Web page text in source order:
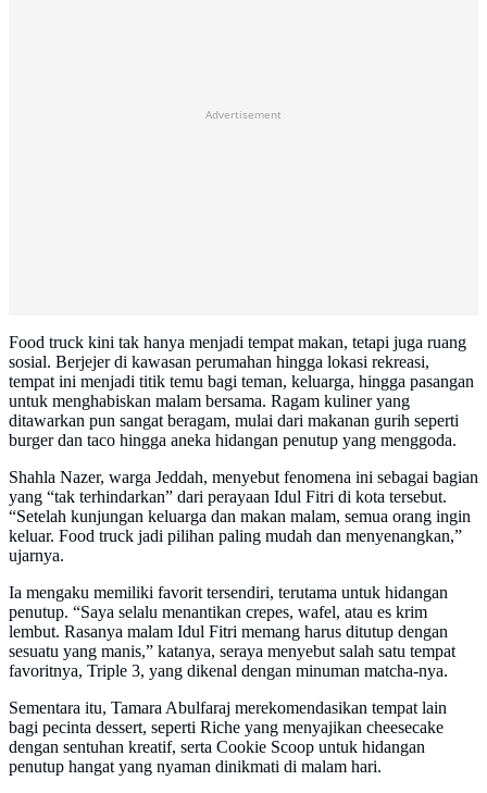
Advertisement
Food truck kini tak hanya menjadi tempat makan, tetapi juga ruang
sosial. Berjejer di kawasan perumahan hingga lokasi rekreasi,
tempat ini menjadi titik temu bagi teman, keluarga, hingga pasangan
untuk menghabiskan malam bersama. Ragam kuliner yang
ditawarkan pun sangat beragam, mulai dari makanan gurih seperti
burger dan taco hingga aneka hidangan penutup yang menggoda.
Shahla Nazer, warga Jeddah, menyebut fenomena ini sebagai bagian
yang “tak terhindarkan” dari perayaan Idul Fitri di kota tersebut.
“Setelah kunjungan keluarga dan makan malam, semua orang ingin
keluar. Food truck jadi pilihan paling mudah dan menyenangkan,”
ujarnya.
Ia mengaku memiliki favorit tersendiri, terutama untuk hidangan
penutup. “Saya selalu menantikan crepes, wafel, atau es krim
lembut. Rasanya malam Idul Fitri memang harus ditutup dengan
sesuatu yang manis,” katanya, seraya menyebut salah satu tempat
favoritnya, Triple 3, yang dikenal dengan minuman matcha-nya.
Sementara itu, Tamara Abulfaraj merekomendasikan tempat lain
bagi pecinta dessert, seperti Riche yang menyajikan cheesecake
dengan sentuhan kreatif, serta Cookie Scoop untuk hidangan
penutup hangat yang nyaman dinikmati di malam hari.